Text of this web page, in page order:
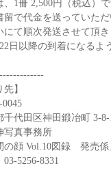
、1冊 2,500円（税込）
留で代金を送っていた
にて順次発送させて頂
日以降の到着になるよ
先】
0045
千代田区神田鍛冶町 3-8-
写真事務所
の顔 Vol.10図録 発売係
03-5256-8331